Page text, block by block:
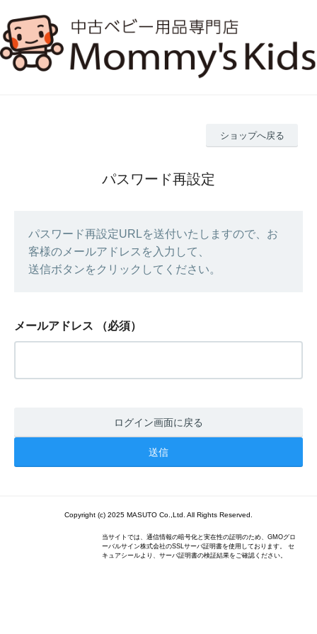
ショップへ戻る
パスワード再設定
パスワード再設定URLを送付いたしますので、お
客様のメールアドレスを入力して、
送信ボタンをクリックしてください。
メールアドレス （必須）
ログイン画面に戻る
Copyright (c) 2025 MASUTO Co.,Ltd. All Rights Reserved.
当サイトでは、通信情報の暗号化と実在性の証明のため、GMOグロ
ーバルサイン株式会社のSSLサーバ証明書を使用しております。 セ
キュアシールより、サーバ証明書の検証結果をご確認ください。